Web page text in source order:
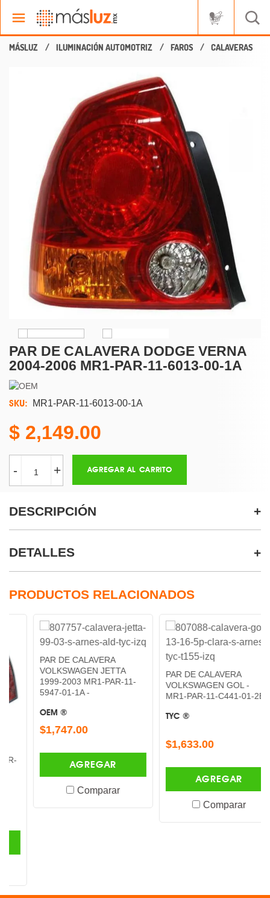
ILUMINACIÓN AUTOMOTRIZ FAROS CALAVERAS
PAR DE CALAVERA DODGE VERNA
2004-2006 MR1-PAR-11-6013-00-1A
SKU: MR1-PAR-11-6013-00-1A
2,149.00
- + AGREGAR AL CARRITO
DESCRIPCIÓN
DETALLES
PRODUCTOS RELACIONADOS
PAR DE CALAVERA
VOLKSWAGEN JETTA
1999-2003 MR1-PAR-11-
5947-01-1A -
OEM ®
$1,747.00
AGREGAR
Comparar
PAR DE CALAVERA
VOLKSWAGEN GOL -
MR1-PAR-11-C441-01-2B -
TYC ®
$1,633.00
AGREGAR
Comparar